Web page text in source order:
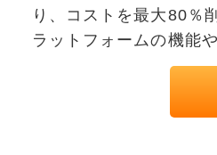
り、コストを最大80％
ラットフォームの機能